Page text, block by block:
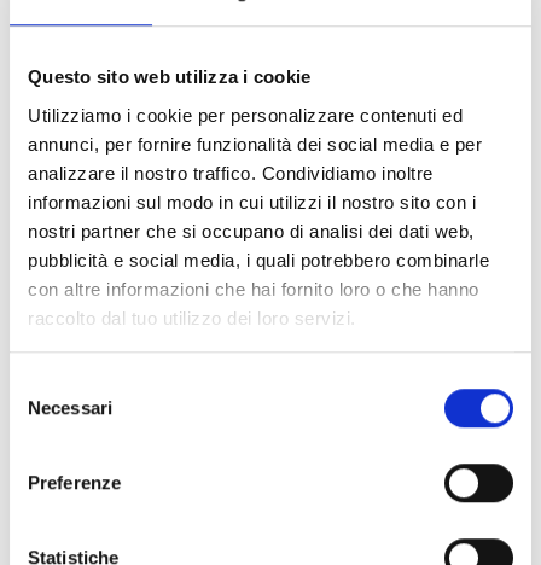
Questo sito web utilizza i cookie
Utilizziamo i cookie per personalizzare contenuti ed
annunci, per fornire funzionalità dei social media e per
analizzare il nostro traffico. Condividiamo inoltre
informazioni sul modo in cui utilizzi il nostro sito con i
nostri partner che si occupano di analisi dei dati web,
pubblicità e social media, i quali potrebbero combinarle
con altre informazioni che hai fornito loro o che hanno
raccolto dal tuo utilizzo dei loro servizi.
delNecessari
Preferenze
Statistiche
Accessoires pour socles EB00 - Matériaux (47)
Accessoires pour les tests des détecteurs -
Matériaux(6)
Accessoires pour détecteurs Enea - Matériaux (35)
Accessoires Senseware
Accessoires de la série Industrial - Matériaux(17)
Documents(6992)
Tout sélectionner
marqués par une icône lock